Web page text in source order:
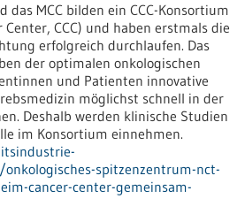
das MCC bilden ein CCC-Konsortium
Center, CCC) und haben erstmals die
erfolgreich durchlaufen. Das
der optimalen onkologischen
und Patienten innovative
möglichst schnell in der
Deshalb werden klinische Studien
im Konsortium einnehmen.
spitzenzentrum-nct-
cancer-center-gemeinsam-